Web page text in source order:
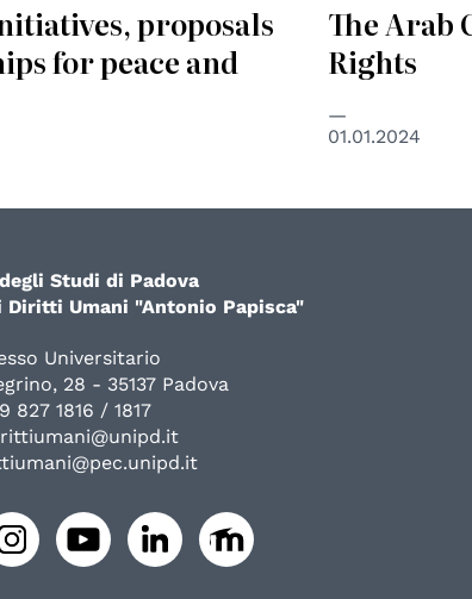
proposals
for peace and
The Arab
Rights
01.01.2024
Studi di Padova
Umani "Antonio Papisca"
Universitario
28 - 35137 Padova
827 1816 / 1817